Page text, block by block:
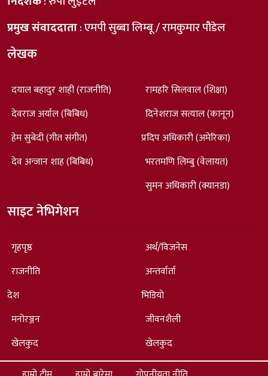
प्रमुख संवाददाता: एमपी सुब्बा लिम्बू / रामकुमार पौडेल
लेखक
दयाल बहादुर शाही (राजनीति)
देवराज अर्याल (बिबिध)
हेम सुबेदी (गीत संगीत)
देव अन्जान शाह (बिबिध)
रामहरि सिलवाल (शिक्षा)
दिनेशराज सत्याल (कानून)
प्रदिप अधिकारी (अमेरिका)
भरतमणि लिम्बु (वेलायत)
सुमन अधिकारी (क्यानडा)
साइट नेभिगेशन
गृहपृष्ठ
राजनीति
देश
मनोरञ्जन
खेलकुद
अर्थ/विजनेस
अन्तर्वार्ता
भिडियो
जीवनशैली
खेलकुद